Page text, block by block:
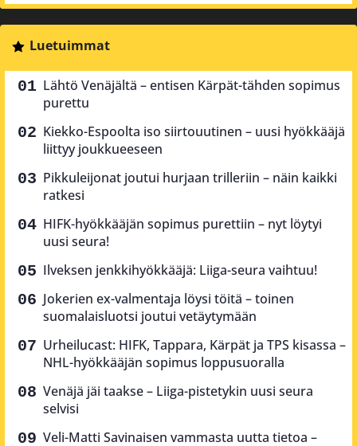
Luetuimmat
Lähtö Venäjältä – entisen Kärpät-tähden sopimus
purettu
Kiekko-Espoolta iso siirtouutinen – uusi hyökkääjä
liittyy joukkueeseen
Pikkuleijonat joutui hurjaan trilleriin – näin kaikki
ratkesi
HIFK-hyökkääjän sopimus purettiin – nyt löytyi
uusi seura!
Ilveksen jenkkihyökkääjä: Liiga-seura vaihtuu!
Jokerien ex-valmentaja löysi töitä – toinen
suomalaisluotsi joutui vetäytymään
Urheilucast: HIFK, Tappara, Kärpät ja TPS kisassa –
NHL-hyökkääjän sopimus loppusuoralla
Venäjä jäi taakse – Liiga-pistetykin uusi seura
selvisi
Veli-Matti Savinaisen vammasta uutta tietoa –